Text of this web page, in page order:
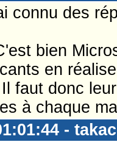
connu des
bien
en
Il faut donc
à chaque
-